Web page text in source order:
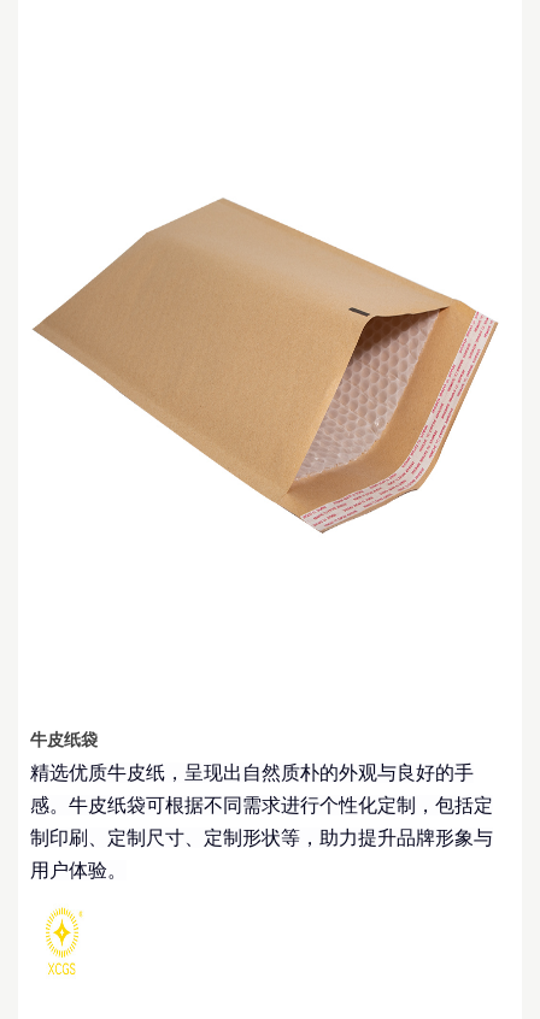
牛皮纸袋
精选优质牛皮纸，呈现出自然质朴的外观与良好的手
感。牛皮纸袋可根据不同需求进行个性化定制，包括定
制印刷、 定制尺寸、定制形状等， 助力提升品牌形象与
用户体验。